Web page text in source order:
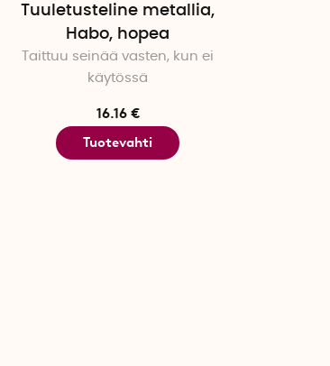
Tuuletusteline metallia,
Habo, hopea
Taittuu seinää vasten, kun ei
käytössä
16.16 €
Tuotevahti